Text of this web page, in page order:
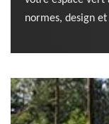
normes, design